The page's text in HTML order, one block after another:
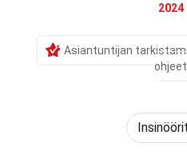
2024
Asiantuntijan
ohjeet